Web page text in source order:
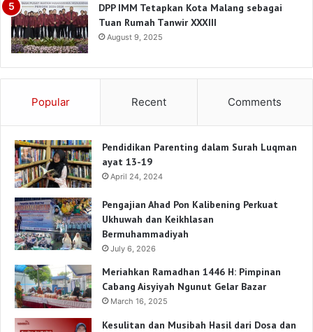
DPP IMM Tetapkan Kota Malang sebagai
Tuan Rumah Tanwir XXXIII
August 9, 2025
Popular Recent Comments
Pendidikan Parenting dalam Surah Luqman
ayat 13-19
April 24, 2024
Pengajian Ahad Pon Kalibening Perkuat
Ukhuwah dan Keikhlasan
Bermuhammadiyah
July 6, 2026
Meriahkan Ramadhan 1446 H: Pimpinan
Cabang Aisyiyah Ngunut Gelar Bazar
March 16, 2025
Kesulitan dan Musibah Hasil dari Dosa dan